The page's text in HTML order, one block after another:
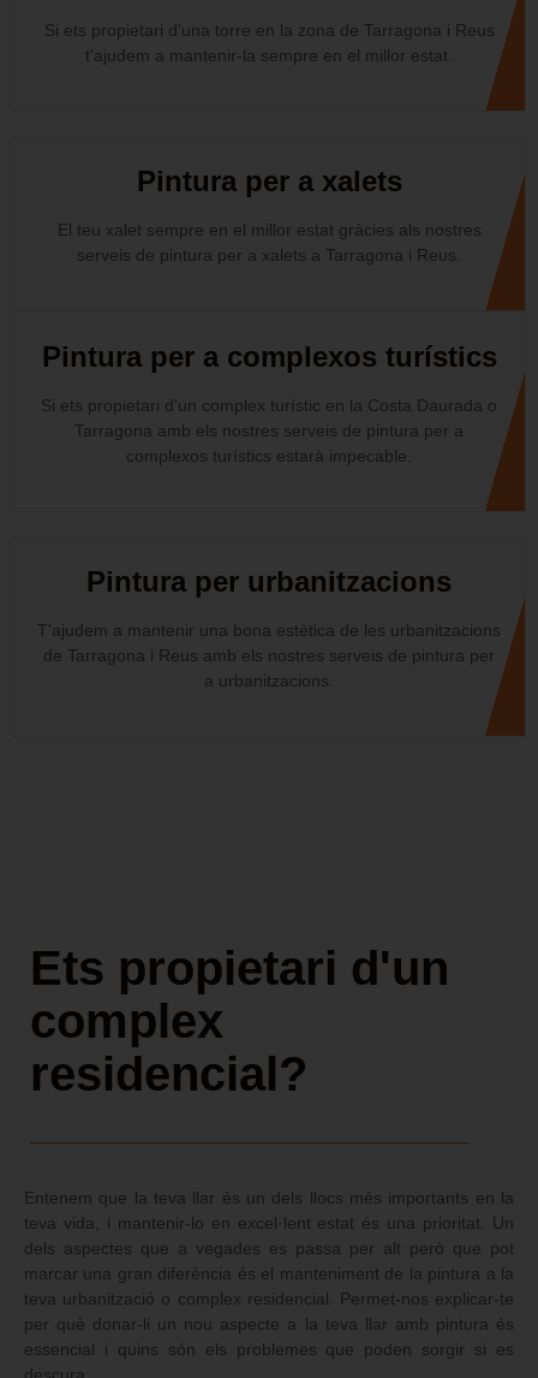
Si ets propietari d'una torre en la zona de Tarragona i Reus
t'ajudem a mantenir-la sempre en el millor estat.
Pintura per a xalets
El teu xalet sempre en el millor estat gràcies als nostres
serveis de pintura per a xalets a Tarragona i Reus.
Pintura per a complexos turístics
Si ets propietari d'un complex turístic en la Costa Daurada o
Tarragona amb els nostres serveis de pintura per a
complexos turístics estarà impecable.
Pintura per urbanitzacions
T'ajudem a mantenir una bona estètica de les urbanitzacions
de Tarragona i Reus amb els nostres serveis de pintura per
a urbanitzacions.
Ets propietari d'un
complex
residencial?
Entenem que la teva llar és un dels llocs més importants en la
teva vida, i mantenir-lo en excel·lent estat és una prioritat. Un
dels aspectes que a vegades es passa per alt però que pot
marcar una gran diferència és el manteniment de la pintura a la
teva urbanització o complex residencial. Permet-nos explicar-te
per què donar-li un nou aspecte a la teva llar amb pintura és
essencial i quins són els problemes que poden sorgir si es